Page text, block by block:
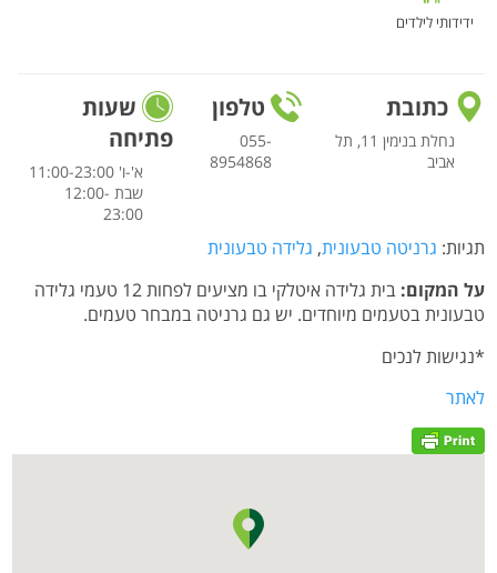
ידידותי לילדים
כתובת
נחלת בנימין 11, תל
אביב
טלפון
055-
8954868
שעות
פתיחה
א'-ו' 11:00-23:00
שבת 12:00-
23:00
תגיות: גרניטה טבעונית, גלידה טבעונית
על המקום:
בית גלידה איטלקי בו מציעים לפחות 12 טעמי גלידה
טבעונית בטעמים מיוחדים. יש גם גרניטה במבחר טעמים.
*נגישות לנכים
לאתר